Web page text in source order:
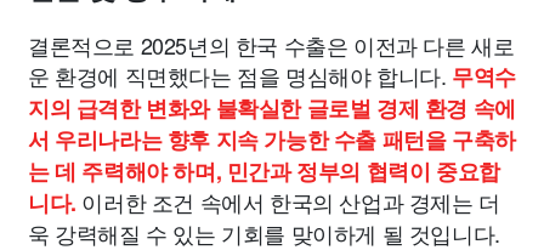
결론적으로 2025년의 한국 수출은 이전과 다른 새로
운 환경에 직면했다는 점을 명심해야 합니다. 무역수
지의 급격한 변화와 불확실한 글로벌 경제 환경 속에
서 우리나라는 향후 지속 가능한 수출 패턴을 구축하
는 데 주력해야 하며, 민간과 정부의 협력이 중요합
니다. 이러한 조건 속에서 한국의 산업과 경제는 더
욱 강력해질 수 있는 기회를 맞이하게 될 것입니다.